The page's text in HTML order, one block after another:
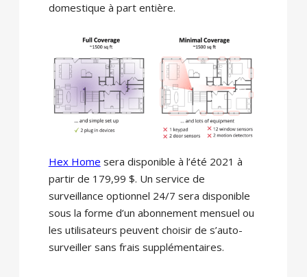
domestique à part entière.
Hex Home sera disponible à l’été 2021 à
partir de 179,99 $. Un service de
surveillance optionnel 24/7 sera disponible
sous la forme d’un abonnement mensuel ou
les utilisateurs peuvent choisir de s’auto-
surveiller sans frais supplémentaires.